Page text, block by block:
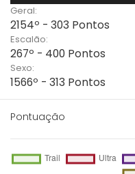
Geral:
2154º - 303 Pontos
Escalão:
267º - 400 Pontos
Sexo:
1566º - 313 Pontos
Pontuação